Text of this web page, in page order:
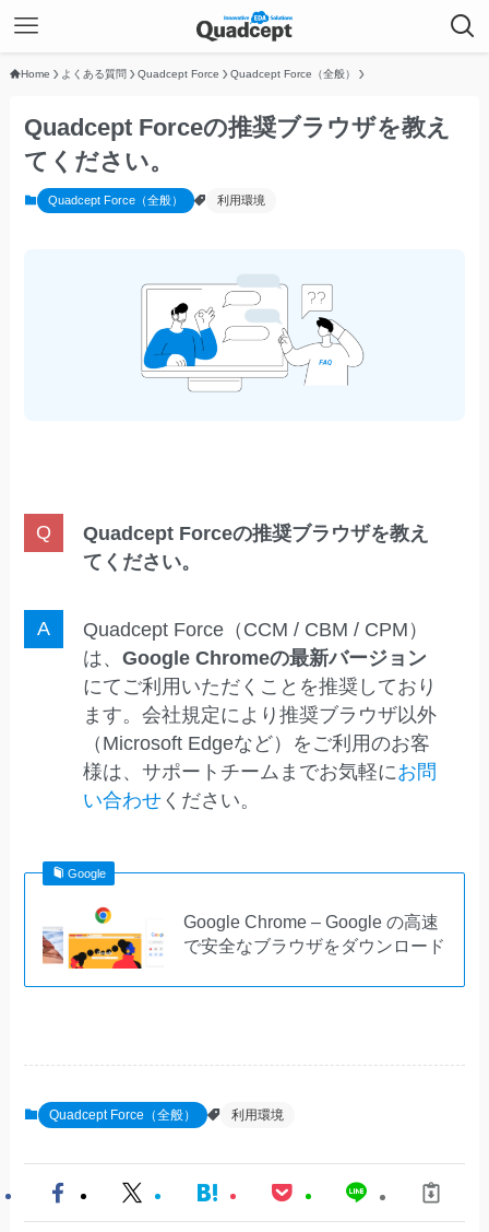
Home よくある質問 Quadcept Force Quadcept Force（全般）
Quadcept Forceの推奨ブラウザを教え
てください。
Quadcept Force（全般） 利用環境
Quadcept Forceの推奨ブラウザを教え
てください。
Quadcept Force（CCM / CBM / CPM）
は、Google Chromeの最新バージョン
にてご利用いただくことを推奨しており
ます。会社規定により推奨ブラウザ以外
（Microsoft Edgeなど）をご利用のお客
様は、サポートチームまでお気軽にお問
い合わせ ください。
Google
Google Chrome – Google の高速
で安全なブラウザをダウンロード
Quadcept Force（全般） 利用環境